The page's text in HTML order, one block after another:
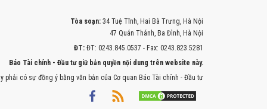
Tòa soạn: 34 Tuệ Tĩnh, Hai Bà Trưng, Hà Nội
47 Quán Thánh, Ba Đình, Hà Nội
ĐT: ĐT: 0243.845.0537 - Fax: 0243.823.5281
Báo Tài chính - Đầu tư giữ bản quyền nội dung trên website này.
có sự đồng ý bằng văn bản của Cơ quan Báo Tài chính - Đầu tư